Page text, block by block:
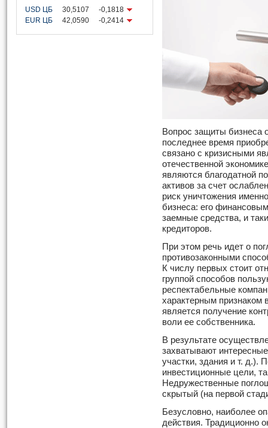
USD ЦБ 30,5107
-0,1818
EUR ЦБ
42,0590 -0,2414
Вопрос защиты бизнеса
последнее время
связано с кризисными
отечественной
являются благодатной
активов за счет
риск уничтожения
бизнеса: его
заемные средства, и
кредиторов.
При этом речь идет о
противозаконными
К числу первых стоит
группой способов
респектабельные
характерным признаком
является получение
воли ее собственника.
В результате
захватывают
участки, здания и т. д.).
инвестиционные цели,
Недружественные
скрытый (на первой
Безусловно, наиболее
действия. Традиционно